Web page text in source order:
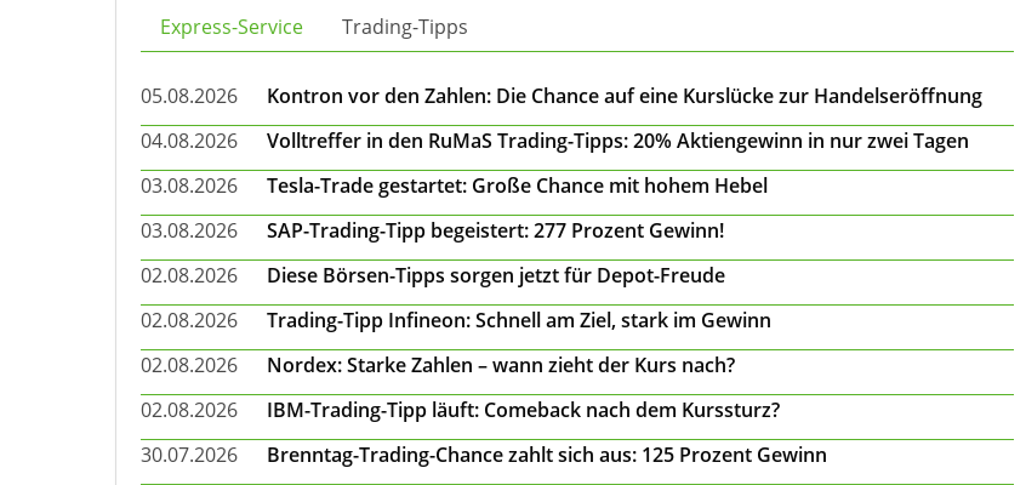
Express-Service Trading-Tipps
05.08.2026
Kontron vor den Zahlen: Die Chance auf eine Kurslücke zur Handelseröffnung
04.08.2026
Volltreffer in den RuMaS Trading-Tipps: 20% Aktiengewinn in nur zwei Tagen
03.08.2026
Tesla-Trade gestartet: Große Chance mit hohem Hebel
03.08.2026
SAP-Trading-Tipp begeistert: 277 Prozent Gewinn!
02.08.2026
Diese Börsen-Tipps sorgen jetzt für Depot-Freude
02.08.2026
Trading-Tipp Infineon: Schnell am Ziel, stark im Gewinn
02.08.2026
Nordex: Starke Zahlen – wann zieht der Kurs nach?
02.08.2026
IBM-Trading-Tipp läuft: Comeback nach dem Kurssturz?
30.07.2026
Brenntag-Trading-Chance zahlt sich aus: 125 Prozent Gewinn